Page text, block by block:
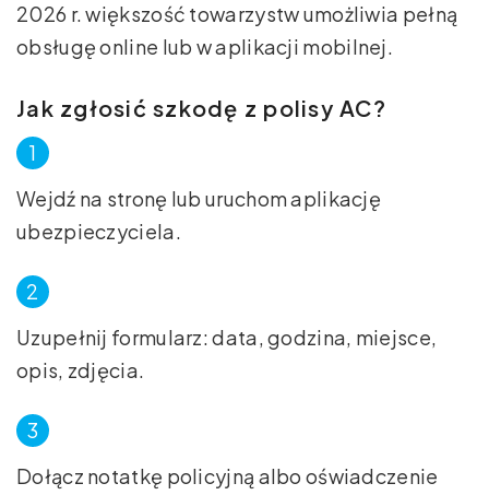
2026 r. większość towarzystw umożliwia pełną
obsługę online lub w aplikacji mobilnej.
Jak zgłosić szkodę z polisy AC?
Wejdź na stronę lub uruchom aplikację
ubezpieczyciela.
Uzupełnij formularz: data, godzina, miejsce,
opis, zdjęcia.
Dołącz notatkę policyjną albo oświadczenie